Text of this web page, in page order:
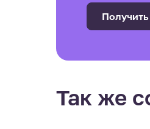
Так же